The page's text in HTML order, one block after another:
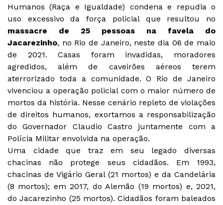
Humanos (Raça e Igualdade) condena e repudia o
uso excessivo da força policial que resultou no
massacre de 25 pessoas na favela do
Jacarezinho, no Rio de Janeiro, neste dia 06 de maio
de 2021. Casas foram invadidas, moradores
agredidos, além de caveirões aéreos terem
aterrorizado toda a comunidade. O Rio de Janeiro
vivenciou a operação policial com o maior número de
mortos da história. Nesse cenário repleto de violações
de direitos humanos, exortamos a responsabilização
do Governador Claudio Castro juntamente com a
Polícia Militar envolvida na operação.
Uma cidade que traz em seu legado diversas
chacinas não protege seus cidadãos. Em 1993,
chacinas de Vigário Geral (21 mortos) e da Candelária
(8 mortos); em 2017, do Alemão (19 mortos) e, 2021,
do Jacarezinho (25 mortos). Cidadãos foram baleados